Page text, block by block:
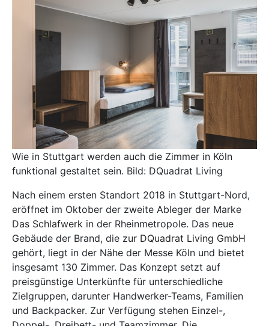
Wie in Stuttgart werden auch die Zimmer in Köln
funktional gestaltet sein. Bild: DQuadrat Living
Nach einem ersten Standort 2018 in Stuttgart-Nord,
eröffnet im Oktober der zweite Ableger der Marke
Das Schlafwerk in der Rheinmetropole. Das neue
Gebäude der Brand, die zur DQuadrat Living GmbH
gehört, liegt in der Nähe der Messe Köln und bietet
insgesamt 130 Zimmer. Das Konzept setzt auf
preisgünstige Unterkünfte für unterschiedliche
Zielgruppen, darunter Handwerker-Teams, Familien
und Backpacker. Zur Verfügung stehen Einzel-,